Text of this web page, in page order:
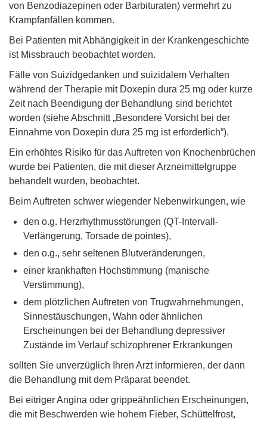
von Benzodiazepinen oder Barbituraten) vermehrt zu
Krampfanfällen kommen.
Bei Patienten mit Abhängigkeit in der Krankengeschichte
ist Missbrauch beobachtet worden.
Fälle von Suizidgedanken und suizidalem Verhalten
während der Therapie mit Doxepin dura 25 mg oder kurze
Zeit nach Beendigung der Behandlung sind berichtet
worden (siehe Abschnitt „Besondere Vorsicht bei der
Einnahme von Doxepin dura 25 mg ist erforderlich“).
Ein erhöhtes Risiko für das Auftreten von Knochenbrüchen
wurde bei Patienten, die mit dieser Arzneimittelgruppe
behandelt wurden, beobachtet.
Beim Auftreten schwer wiegender Nebenwirkungen, wie
den o.g. Herzrhythmusstörungen (QT-Intervall-
Verlängerung, Torsade de pointes),
den o.g., sehr seltenen Blutveränderungen,
einer krankhaften Hochstimmung (manische
Verstimmung),
dem plötzlichen Auftreten von Trugwahrnehmungen,
Sinnestäuschungen, Wahn oder ähnlichen
Erscheinungen bei der Behandlung depressiver
Zustände im Verlauf schizophrener Erkrankungen
sollten Sie unverzüglich Ihren Arzt informieren, der dann
die Behandlung mit dem Präparat beendet.
Bei eitriger Angina oder grippeähnlichen Erscheinungen,
die mit Beschwerden wie hohem Fieber, Schüttelfrost,